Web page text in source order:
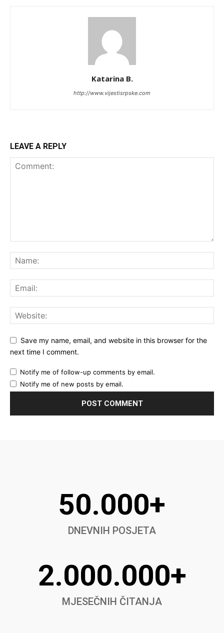
Katarina B.
http://www.vijestisrpske.com
LEAVE A REPLY
Save my name, email, and website in this browser for the
next time I comment.
Notify me of follow-up comments by email.
Notify me of new posts by email.
50.000+
DNEVNIH POSJETA
2.000.000+
MJESEČNIH ČITANJA